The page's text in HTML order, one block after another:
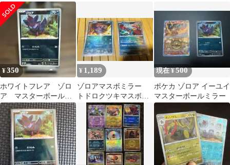
ット マスボミラー
¥350
ホワイトフレア ゾロ
ア マスターボールミ
ラー
¥ 1,189
ゾロアマスボミラー
トドロクツキマスボミ
ラー
現在 ¥500
ポケカ ゾロア イーユイ
マスターボールミラー